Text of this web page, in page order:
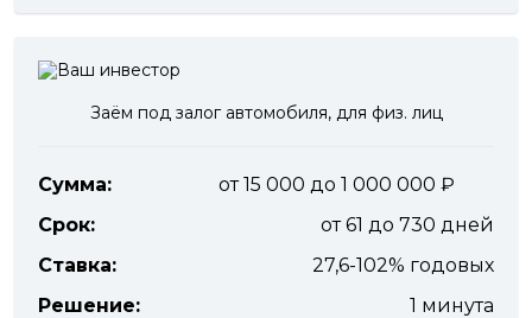
Заём под залог автомобиля, для физ. лиц
Сумма:
от 15 000 до 1 000 000
Срок:
от 61 до 730 дней
Ставка:
27,6-102% годовых
Решение:
1 минута